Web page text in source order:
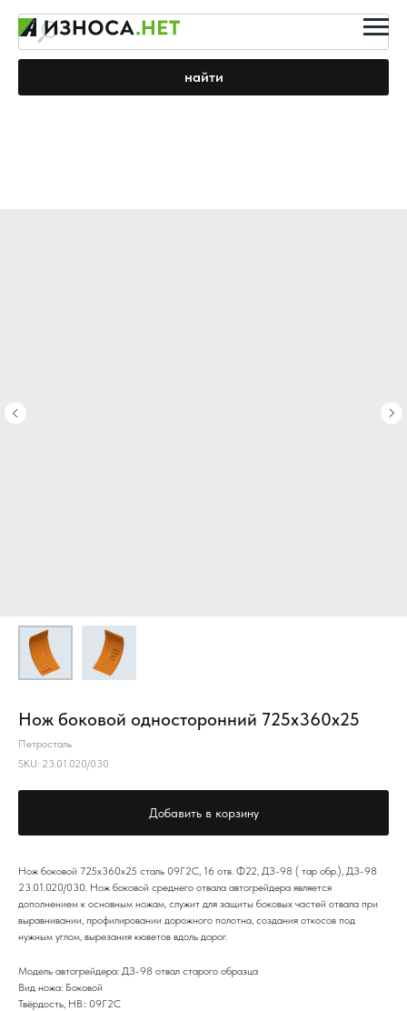
найти
Нож боковой односторонний 725х360х25
Петросталь
SKU: 23.01.020/030
Добавить в корзину
Нож боковой 725х360х25 сталь 09Г2С, 16 отв. Ф22, ДЗ-98 ( тар обр.), ДЗ-98
23.01.020/030. Нож боковой среднего отвала автогрейдера является
дополнением к основным ножам, служит для защиты боковых частей отвала при
выравнивании, профилировании дорожного полотна, создания откосов под
нужным углом, вырезания кюветов вдоль дорог.
Модель автогрейдера: ДЗ-98 отвал старого образца
Вид ножа: Боковой
Твёрдость, HB:: 09Г2С